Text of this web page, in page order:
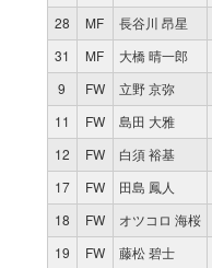
28
MF 長谷川 昂星
31
MF 大橋 晴一郎
9
FW 立野 京弥
11
FW 島田 大雅
12
FW 白須 裕基
17
FW 田島 鳳人
18
FW オツコロ 海桜
19
FW 藤松 碧士